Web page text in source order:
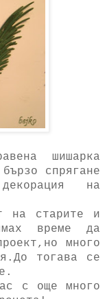
шишарка
спрягане
на
на старите и
време да
много
тогава се
с още много